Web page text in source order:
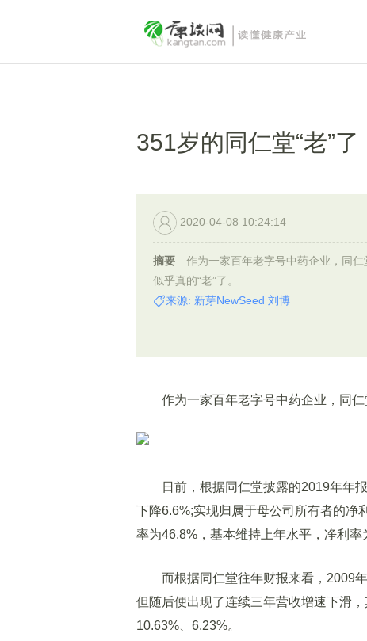
351岁的同仁堂“老”了
2020-04-08 10:24:14
摘要
作为一家百年老字号中药企业，同仁
似乎真的“老”了。
来源: 新芽NewSeed 刘博
作为一家百年老字号中药企业，同仁
日前，根据同仁堂披露的2019年年报
下降6.6%;实现归属于母公司所有者的净
率为46.8%，基本维持上年水平，净利率
而根据同仁堂往年财报来看，2009年
但随后便出现了连续三年营收增速下滑
10.63%、6.23%。